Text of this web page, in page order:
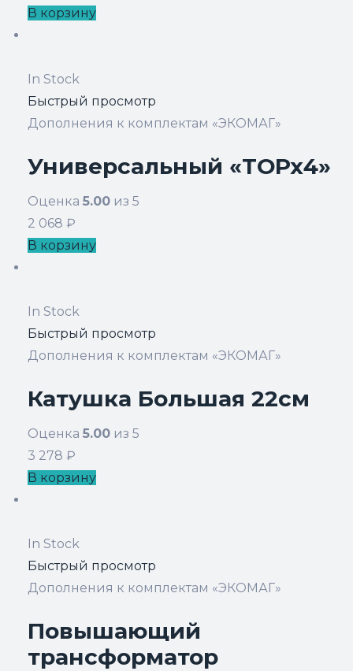
В корзину
In Stock
Быстрый просмотр
Дополнения к комплектам «ЭКОМАГ»
Универсальный «ТОРх4»
Оценка 5.00 из 5
2 068 ₽
В корзину
In Stock
Быстрый просмотр
Дополнения к комплектам «ЭКОМАГ»
Катушка Большая 22см
Оценка 5.00 из 5
3 278 ₽
В корзину
In Stock
Быстрый просмотр
Дополнения к комплектам «ЭКОМАГ»
Повышающий
трансформатор